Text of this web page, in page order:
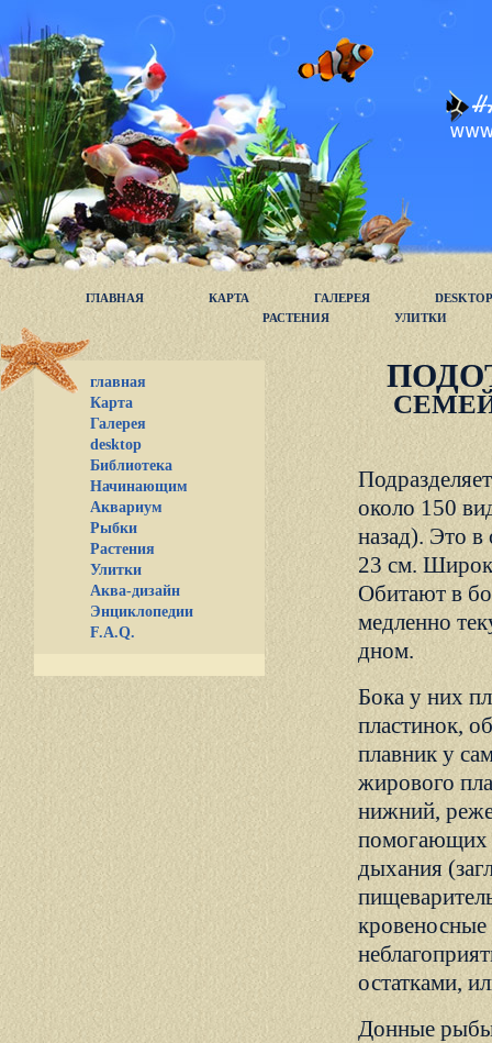
ГЛАВНАЯ КАРТА ГАЛЕРЕЯ
DESKTOP
РАСТЕНИЯ
УЛИТКИ
главная
Карта
Галерея
desktop
Библиотека
Начинающим
Аквариум
Рыбки
Растения
Улитки
Аква-дизайн
Энциклопедии
F.A.Q.
около 150
назад). Это
23 см.
Обитают в
медленно
дном.
Бока у них
пластинок,
плавник у
жирового
нижний,
помогающих
дыхания
кровеносные
остатками,
Донные